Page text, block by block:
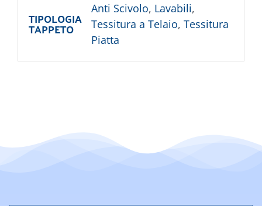
TIPOLOGIA
TAPPETO
Anti Scivolo, Lavabili,
Tessitura a Telaio, Tessitura
Piatta